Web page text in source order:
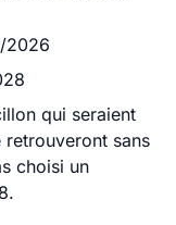
2026
qui seraient
retrouveront sans
choisi un